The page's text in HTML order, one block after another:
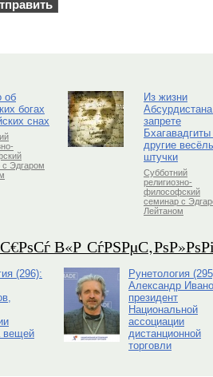
об
богах
снах
Эдгаром
Из жизни
запрете
Бхагавадгиты
другие
штучки
Субботний
религиозно-
философский
семинар с
Лейтаном
В«Р
(296):
вещей
Рунетология
Александр
президент
Национальной
ассоциации
дистанционной
торговли